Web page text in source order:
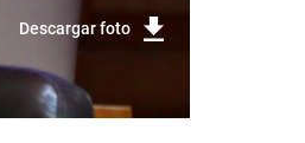
Descargar foto